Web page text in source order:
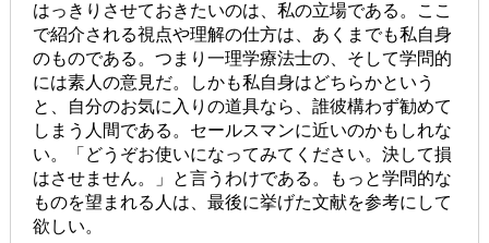
はっきりさせておきたいのは、私の立場である。ここ
で紹介される視点や理解の仕方は、あくまでも私自身
のものである。つまり一理学療法士の、そして学問的
には素人の意見だ。しかも私自身はどちらかという
と、自分のお気に入りの道具なら、誰彼構わず勧めて
しまう人間である。セールスマンに近いのかもしれな
い。「どうぞお使いになってみてください。決して損
はさせません。」と言うわけである。もっと学問的な
ものを望まれる人は、最後に挙げた文献を参考にして
欲しい。